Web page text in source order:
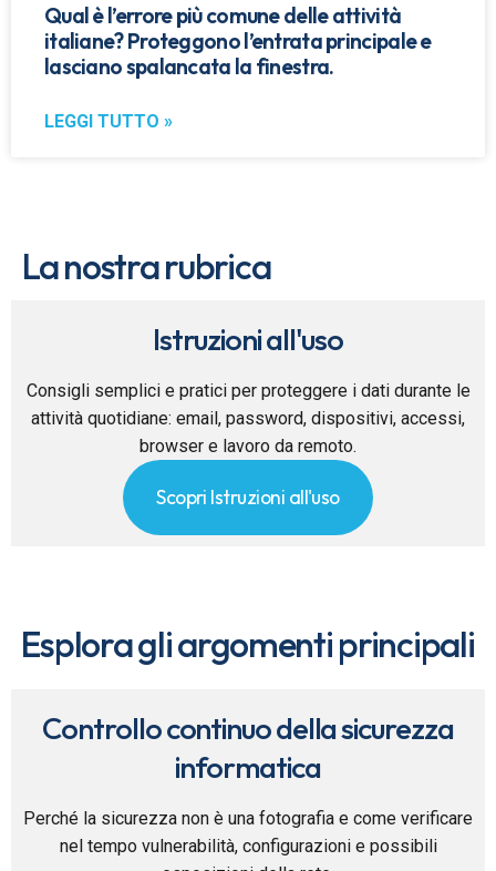
Qual è l’errore più comune delle attività
italiane? Proteggono l’entrata principale e
lasciano spalancata la finestra.
LEGGI TUTTO »
La nostra rubrica
Istruzioni all'uso
Consigli semplici e pratici per proteggere i dati durante le
attività quotidiane: email, password, dispositivi, accessi,
browser e lavoro da remoto.
Scopri Istruzioni all'uso
Esplora gli argomenti principali
Controllo continuo della sicurezza
informatica
Perché la sicurezza non è una fotografia e come verificare
nel tempo vulnerabilità, configurazioni e possibili